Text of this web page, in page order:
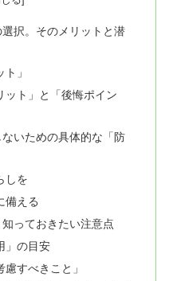
選択。そのメリットと潜
」
ット」と「後悔ポイン
ないための具体的な「防
しを
備える
知っておきたい注意点
」の目安
すべきこと」